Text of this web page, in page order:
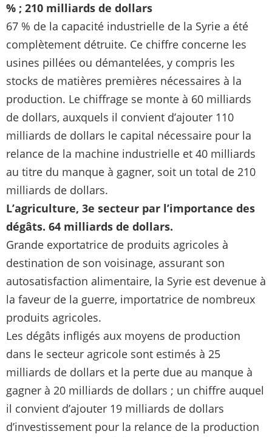
% ; 210 milliards de dollars
67 % de la capacité industrielle de la Syrie a été
complètement détruite. Ce chiffre concerne les
usines pillées ou démantelées, y compris les
stocks de matières premières nécessaires à la
production. Le chiffrage se monte à 60 milliards
de dollars, auxquels il convient d’ajouter 110
milliards de dollars le capital nécessaire pour la
relance de la machine industrielle et 40 milliards
au titre du manque à gagner, soit un total de 210
milliards de dollars.
L’agriculture, 3e secteur par l’importance des
dégâts. 64 milliards de dollars.
Grande exportatrice de produits agricoles à
destination de son voisinage, assurant son
autosatisfaction alimentaire, la Syrie est devenue à
la faveur de la guerre, importatrice de nombreux
produits agricoles.
Les dégâts infligés aux moyens de production
dans le secteur agricole sont estimés à 25
milliards de dollars et la perte due au manque à
gagner à 20 milliards de dollars ; un chiffre auquel
il convient d’ajouter 19 milliards de dollars
d’investissement pour la relance de la production